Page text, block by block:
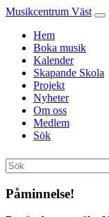
Musikcentrum Väst
Hem
Boka musik
Kalender
Skapande Skola
Projekt
Nyheter
Om oss
Medlem
Sök
Påminnelse!